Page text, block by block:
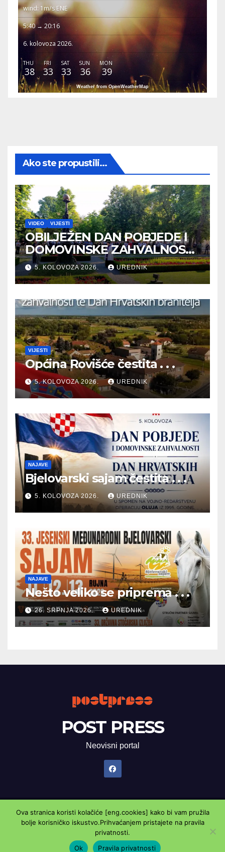
wind: 1m/s ENE
5:40 → 20:16
6. kolovoza 2026.
THU
38
FRI
33
SAT
33
SUN
36
MON
39
Weather from OpenWeatherMap
Ako ste propustili...
VIDEO VIJESTI
OBILJEŽEN DAN POBJEDE I
DOMOVINSKE ZAHVALNOSTI
TE DAN HRVATSKIH
BRANITELJA
5. KOLOVOZA 2026. UREDNIK
VIJESTI
Općina Rovišće čestita . . .
5. KOLOVOZA 2026. UREDNIK
NAJAVE
Bjelovarski sajam čestita . . .
5. KOLOVOZA 2026. UREDNIK
NAJAVE
Nešto veliko se priprema . . .
26. SRPNJA 2026. UREDNIK
POST PRESS
Neovisni portal
Proudly powered by WordPress| Theme: Newsup byThemeansar.
Marketing oglasnik Kontaktirajte nasPravila privatnosti
Ova stranica koristi kolačiće [eng.cookies] kako bi vam pružila
bolje korisničko iskustvo.Prihvaćanjem pristajete na pravila
privatnosti.
Ok
Pravila privatnosti